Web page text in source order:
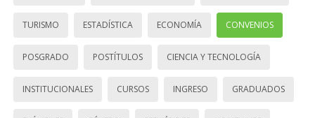
TURISMO ESTADÍSTICA ECONOMÍA CONVENIOS
POSGRADO POSTÍTULOS CIENCIA Y TECNOLOGÍA
INSTITUCIONALES CURSOS INGRESO GRADUADOS